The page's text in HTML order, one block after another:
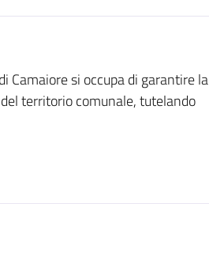
Camaiore si occupa di garantire la
territorio comunale, tutelando